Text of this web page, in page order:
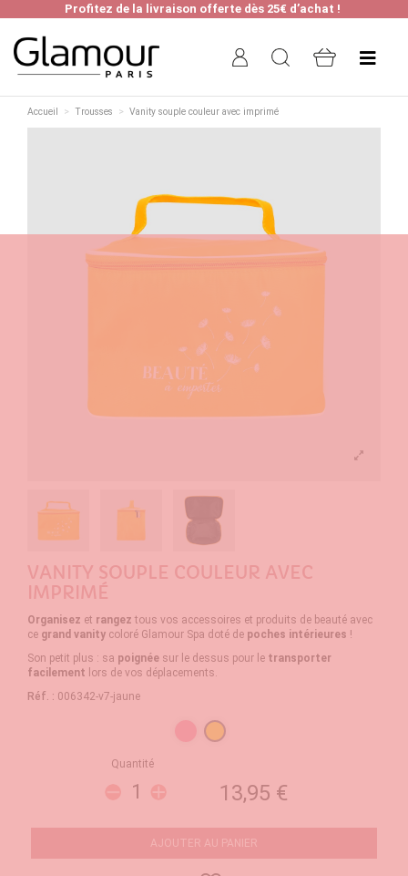
Profitez de la livraison offerte dès 25€ d’achat !
Accueil Trousses Vanity souple couleur avec imprimé
VANITY SOUPLE COULEUR AVEC
IMPRIMÉ
Organisez et rangez tous vos accessoires et produits de beauté avec
ce grand vanity coloré Glamour Spa doté de poches intérieures !
Son petit plus : sa poignée sur le dessus pour le transporter
facilement lors de vos déplacements.
Réf. : 006342-v7-jaune
Rose Jaune
Quantité
13,95 €
AJOUTER AU PANIER